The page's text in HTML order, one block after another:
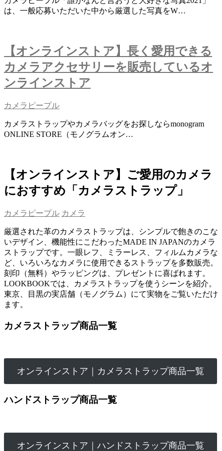
は、一般応募いただいた中から厳選した写真をW…
【オンラインストア】長く愛用できる
カメラアクセサリーを販売しているオ
ンラインストア
カメラピープル
カメラストラップやカメラバッグをお探しならmonogram
ONLINE STORE（モノグラムオン…
【オンラインストア】ご愛用のカメラ
におすすめ「カメラストラップ」
カメラピープル カメラ
厳選された革のカメラストラップは、シンプルで飽きのこな
いデザイン、機能性にこだわったMADE IN JAPANのカメラ
ストラップです。一眼レフ、ミラーレス、フィルムカメラな
ど、いろいろなカメラに使用できるストラップを多数販売。
刻印（無料）やラッピングは、プレゼントに喜ばれます。
LOOKBOOKでは、カメラストラップを使うシーンを紹介。
東京、目黒の実店舗（モノグラム）にて実物をご覧いただけ
ます。
カメラストラップ商品一覧
オンラインストア｜カメラストラップ商品一覧
ハンドストラップ商品一覧
オンラインストア｜ハンドストラップ商品一覧